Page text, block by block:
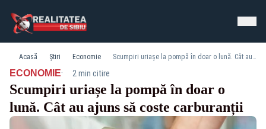
Acasă Știri Economie Scumpiri uriașe la pompă în doar o lună. Cât au ajuns să coste carburanții
ECONOMIE· 2 min citire
Scumpiri uriașe la pompă în doar o
lună. Cât au ajuns să coste carburanții